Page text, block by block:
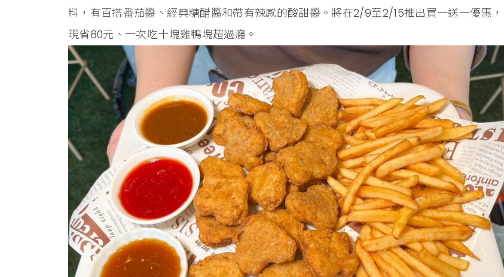
料，有百搭番茄醬、經典糖醋醬和帶有辣感的酸甜醬。將在2/9至2/15推出買一送一優惠，
現省80元、一次吃十塊雞鴨塊超過癮。